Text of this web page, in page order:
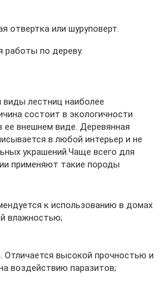
отвертка или шуруповерт.
работы по дереву.
лестниц наиболее
состоит в экологичности
ее внешнем виде. Деревянная
в любой интерьер и не
украшений.Чаще всего для
применяют такие породы
к использованию в домах
влажностью;
Отличается высокой прочностью и
воздействию паразитов;